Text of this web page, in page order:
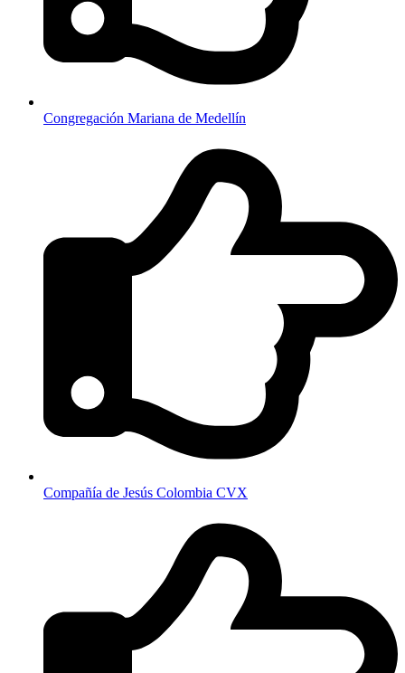
Congregación Mariana de Medellín
Compañía de Jesús Colombia CVX